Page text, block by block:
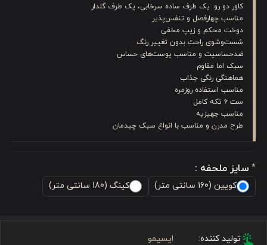
کاور دو رو: یک طرف ساده سرخابی، یک طرف گلدار
مناسب چهارفصل و تنفس‌پذیر
دوخت محکم و زیپ مخفی
شست‌وشوی راحت بدون تغییر رنگ
ضدحساسیت و مناسب پوست‌های حساس
سبک اما مقاوم
هماهنگی رنگی جذاب
مناسب استفاده روزمره
ست ۶ تکه کامل
مناسب جهیزیه
طرح مدرن و مناسب با انواع سبک‌ چیدمان
* سایز ملحفه :
کویین (160 سانتی متر) کینگ (180 سانتی متر)
تولید کننده: ایسیمو